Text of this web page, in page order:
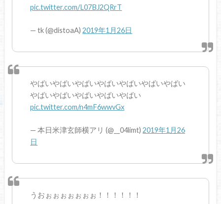
pic.twitter.com/L07BJ2QRrT
— tk (@distoaA)2019年1月26日
やばいやばいやばいやばいやばいやばいやばい
やばいやばいやばいやばいやばい
pic.twitter.com/n4mF6wwvGx
— 本日米津玄師横アリ (@__04limt)2019年1月26
日
うおぉぉぉぉぉぉぉ！！！！！！